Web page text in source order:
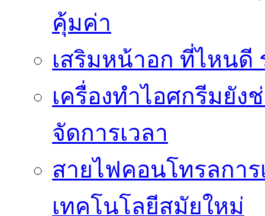
คุ้มค่า
เสริมหน้าอก ที่ไหนดี
เครื่องทำไอศกรีมยัง
จัดการเวลา
สายไฟคอนโทรลกา
เทคโนโลยีสมัยใหม่